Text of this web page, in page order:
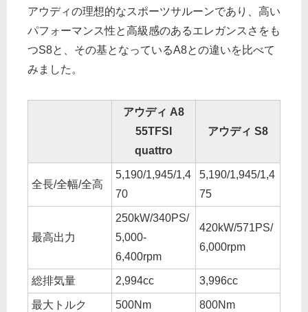
アウディの理想的なスポーツサルーンであり、高い
パフォーマンス性と高級感のあるエレガンスさをも
つS8と、その基となっているA8との違いを比べて
みました。
アウディ A8
55TFSI
quattro
アウディ S8
全長/全幅/全高
5,190/1,945/1,4
70
5,190/1,945/1,4
75
最高出力
250kW/340PS/
5,000-
6,400rpm
420kW/571PS/
6,000rpm
総排気量 2,994cc 3,996cc
最大トルク 500Nm 800Nm